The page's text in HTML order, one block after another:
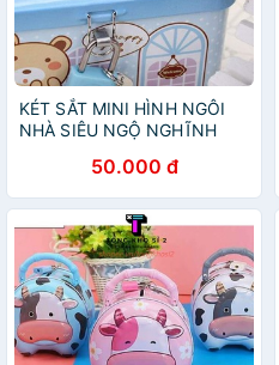
KÉT SẮT MINI HÌNH NGÔI
NHÀ SIÊU NGỘ NGHĨNH
50.000 đ